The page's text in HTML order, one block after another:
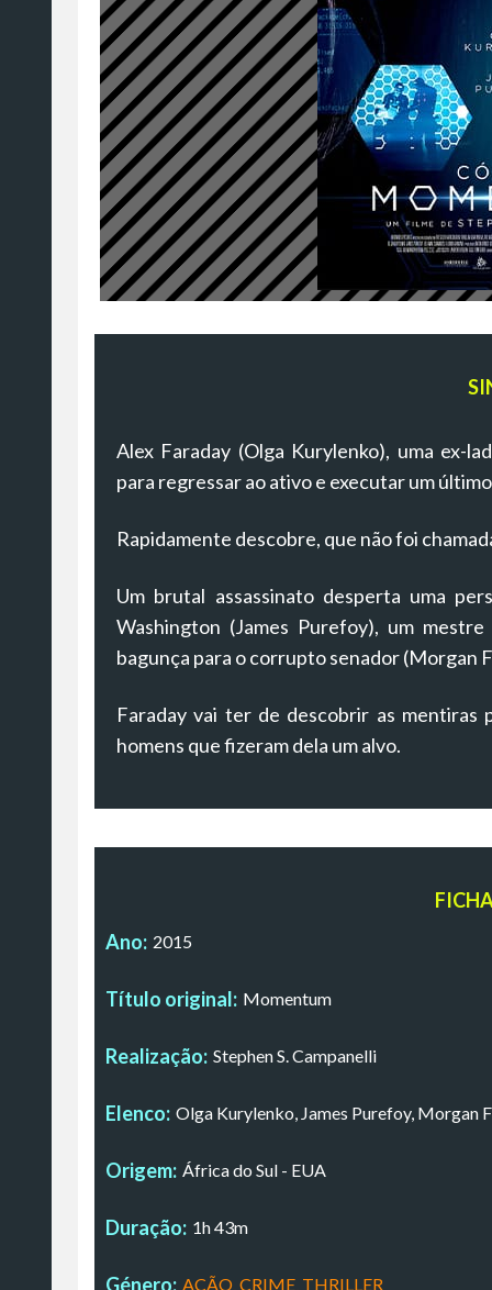
Alex Faraday (Olga Kurylenko), uma ex-
para regressar ao ativo e executar um
Rapidamente descobre, que não foi
Um brutal assassinato desperta uma
Washington (James Purefoy), um
bagunça para o corrupto senador (Morgan
Faraday vai ter de descobrir as
homens que fizeram dela um alvo.
Ano: 2015
Título original: Momentum
Realização: Stephen S. Campanelli
Elenco: Olga Kurylenko, James Purefoy, Morgan
Origem: África do Sul - EUA
Duração: 1h 43m
Género: AÇÃO, CRIME, THRILLER